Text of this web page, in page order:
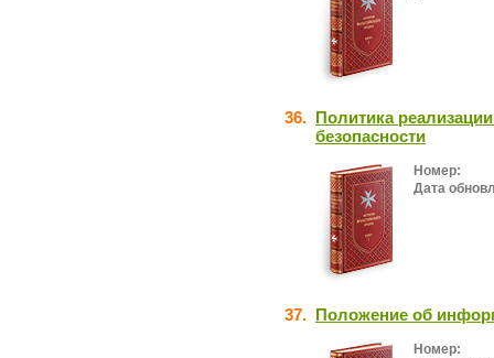
36. Политика
безопасности
Номер:
Дата
37. Положение об
Номер: